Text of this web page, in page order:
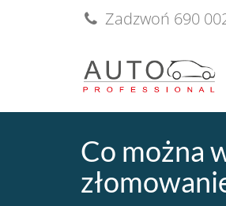
Zadzwoń 690
Co można